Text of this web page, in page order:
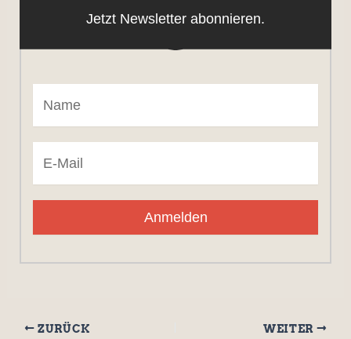
Jetzt Newsletter abonnieren.
Anmelden
ZURÜCK WEITER